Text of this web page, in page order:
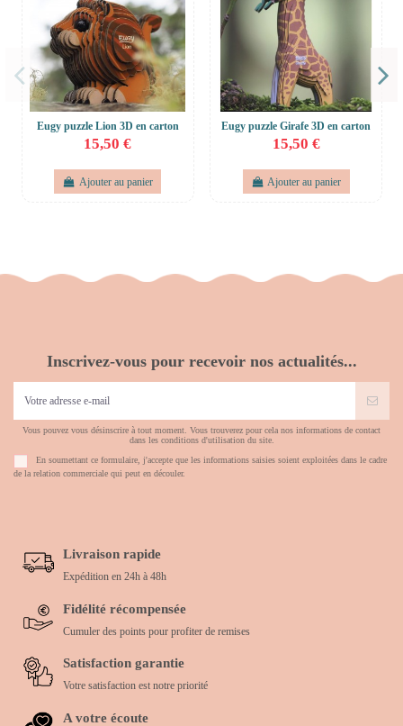
Eugy puzzle Lion 3D en carton
15,50 €
Ajouter au panier
Eugy puzzle Girafe 3D en carton
15,50 €
Ajouter au panier
Inscrivez-vous pour recevoir nos actualités...
Vous pouvez vous désinscrire à tout moment. Vous trouverez pour cela nos informations de contact
dans les conditions d'utilisation du site.
En soumettant ce formulaire, j'accepte que les informations saisies soient exploitées dans le cadre
de la relation commerciale qui peut en découler.
Livraison rapide
Expédition en 24h à 48h
Fidélité récompensée
Cumuler des points pour profiter de remises
Satisfaction garantie
Votre satisfaction est notre priorité
A votre écoute